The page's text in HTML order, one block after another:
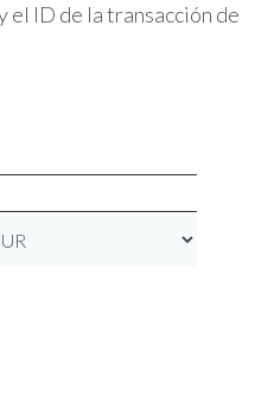
el ID de la transacción de